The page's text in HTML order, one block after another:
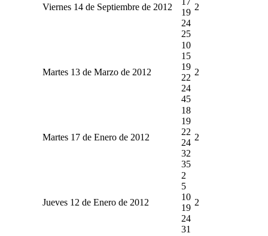
Viernes 14 de Septiembre de 2012
19
24
25
2
Martes 13 de Marzo de 2012
10
15
19
22
24
45
2
Martes 17 de Enero de 2012
18
19
22
24
32
35
2
Jueves 12 de Enero de 2012
2
5
10
19
24
31
2